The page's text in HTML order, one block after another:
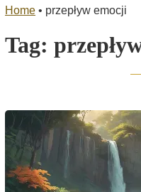
Home • przepływ emocji
Tag: